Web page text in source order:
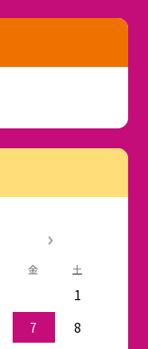
金 土
1
7
8